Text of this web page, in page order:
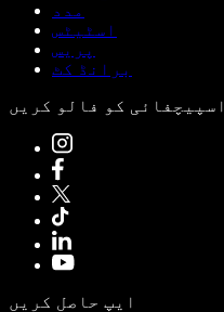
مدد
اسٹیٹس
پریس
برانڈ کٹ
اسپیچفائی کو فالو کریں
ایپ حاصل کریں